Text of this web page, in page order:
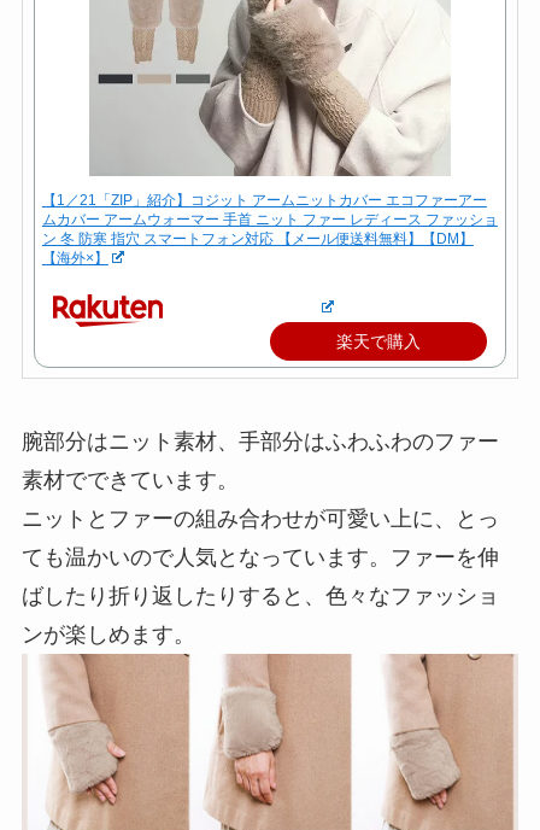
【1／21「ZIP」紹介】コジット アームニットカバー エコファーアー
ムカバー アームウォーマー 手首 ニット ファー レディース ファッショ
ン 冬 防寒 指穴 スマートフォン対応 【メール便送料無料】【DM】
【海外×】
楽天で購入
腕部分はニット素材、手部分はふわふわのファー
素材でできています。
ニットとファーの組み合わせが可愛い上に、とっ
ても温かいので人気となっています。ファーを伸
ばしたり折り返したりすると、色々なファッショ
ンが楽しめます。